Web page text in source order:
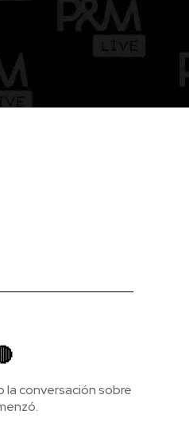
la conversación sobre